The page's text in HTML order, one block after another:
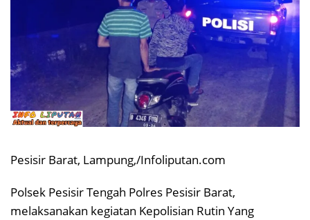
Pesisir Barat, Lampung,/Infoliputan.com
Polsek Pesisir Tengah Polres Pesisir Barat,
melaksanakan kegiatan Kepolisian Rutin Yang